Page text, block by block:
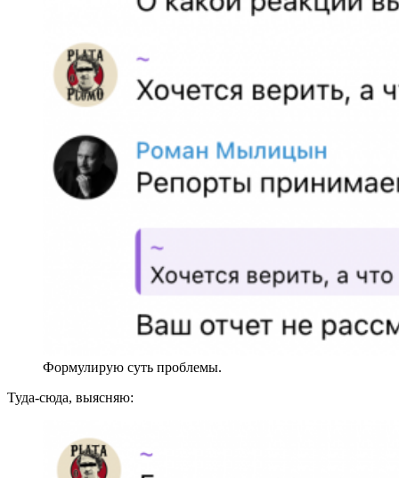
Формулирую суть проблемы.
Туда-сюда, выясняю: